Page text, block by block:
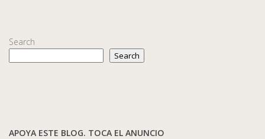
Search
Search
APOYA ESTE BLOG. TOCA EL ANUNCIO